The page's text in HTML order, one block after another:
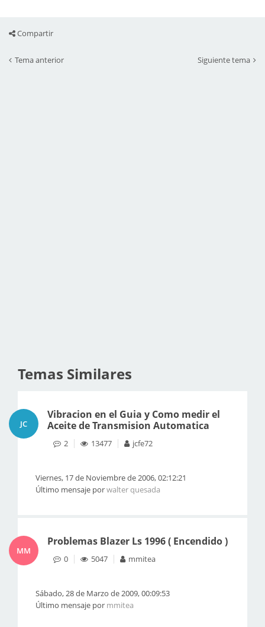
Compartir
Tema anterior Siguiente tema
Temas Similares
JC
Vibracion en el Guia y Como medir el
Aceite de Transmision Automatica
2 13477 jcfe72
Viernes, 17 de Noviembre de 2006, 02:12:21
Último mensaje porwalter quesada
MM
Problemas Blazer Ls 1996 ( Encendido )
0 5047 mmitea
Sábado, 28 de Marzo de 2009, 00:09:53
Último mensaje por mmitea